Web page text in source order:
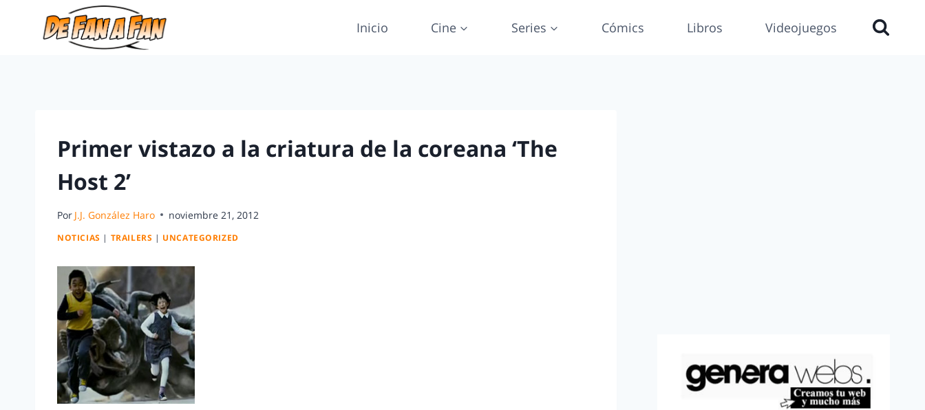
Inicio Cine Series Cómics Libros Videojuegos
Primer vistazo a la criatura de la coreana ‘The
Host 2’
Por J.J. González Haro noviembre 21, 2012
NOTICIAS | TRAILERS | UNCATEGORIZED